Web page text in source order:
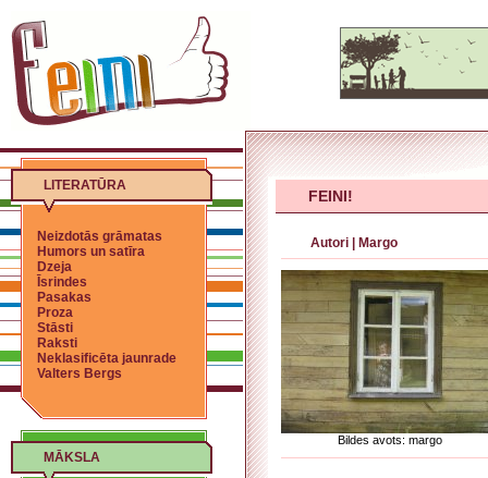
LITERATŪRA
Neizdotās grāmatas
Humors un satīra
Dzeja
Īsrindes
Pasakas
Proza
Stāsti
Raksti
Neklasificēta jaunrade
Valters Bergs
MĀKSLA
FEINI!
Autori Margo
Bildes avots: margo